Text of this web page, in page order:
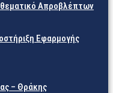
Απροβλέπτων
Εφαρμογής
– Θράκης